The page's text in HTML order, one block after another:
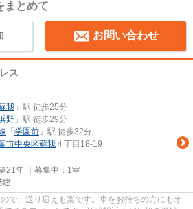
まとめて
お問い合わせ
ス
我 」駅 徒歩25分
野 」駅 徒歩29分
「 学園前 」駅 徒歩32分
市中央区蘇我 ４丁目18-19
21年 ｜募集中： 1室
建
で、送り迎えも楽です。車をお持ちの方にもオ